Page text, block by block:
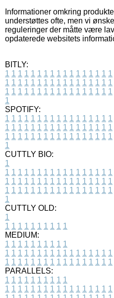
Informationer omkring
understøttes ofte, men vi
reguleringer der måtte være
opdaterede websitets
BITLY:
1 1 1 1 1 1 1 1 1 1 1 1 1 1 1 1 1
1 1 1 1 1 1 1 1 1 1 1 1 1 1 1 1 1
1 1 1 1 1 1 1 1 1 1 1 1 1 1 1 1 1
1
SPOTIFY:
1 1 1 1 1 1 1 1 1 1 1 1 1 1 1 1 1
1 1 1 1 1 1 1 1 1 1 1 1 1 1 1 1 1
1 1 1 1 1 1 1 1 1 1 1 1 1 1 1 1 1
1
CUTTLY BIO:
1
1 1 1 1 1 1 1 1 1 1 1 1 1 1 1 1 1
1 1 1 1 1 1 1 1 1 1 1 1 1 1 1 1 1
1 1 1 1 1 1 1 1 1 1 1 1 1 1 1 1 1
1
CUTTLY OLD:
1
1 1 1 1 1 1 1 1 1 1
MEDIUM:
1 1 1 1 1 1 1 1 1 1
1 1 1 1 1 1 1 1 1 1 1 1 1 1 1 1 1
1 1 1 1 1 1 1 1 1 1 1 1 1 1 1 1 1
PARALLELS:
1 1 1 1 1 1 1 1 1 1
1 1 1 1 1 1 1 1 1 1 1 1 1 1 1 1 1